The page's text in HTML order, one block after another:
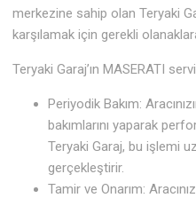
merkezine sahip olan Teryaki
karşılamak için gerekli
Teryaki Garaj’ın MASERATI
Periyodik Bakım:
bakımlarını yaparak
Teryaki Garaj, bu işlemi
gerçekleştirir.
Tamir ve Onarım: